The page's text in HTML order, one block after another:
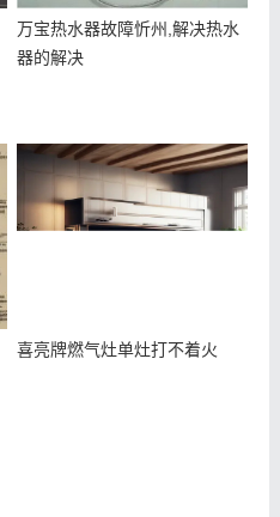
万宝热水器故障忻州,解决热水
器的解决
喜亮牌燃气灶单灶打不着火